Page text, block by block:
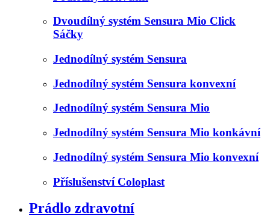
Dvoudílný systém Sensura Mio Click
Sáčky
Jednodílný systém Sensura
Jednodílný systém Sensura konvexní
Jednodílný systém Sensura Mio
Jednodílný systém Sensura Mio konkávní
Jednodílný systém Sensura Mio konvexní
Příslušenství Coloplast
Prádlo zdravotní